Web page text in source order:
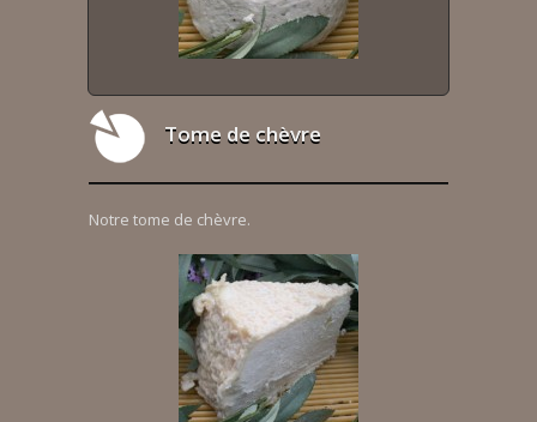
Tome de chèvre
Notre tome de chèvre.